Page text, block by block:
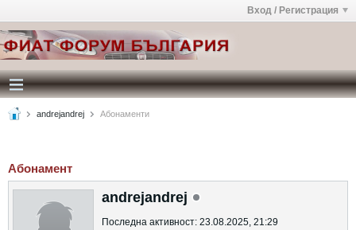
Вход / Регистрация
andrejandrej Абонаменти
Абонамент
andrejandrej
Последна активност: 23.08.2025, 21:29